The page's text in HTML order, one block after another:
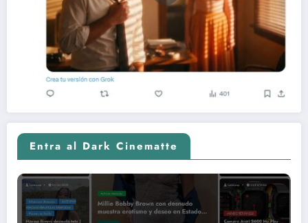
Entra al Dark Cinematte